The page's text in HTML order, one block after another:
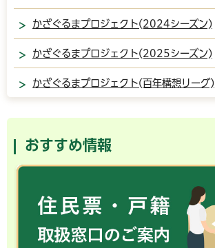
かざぐるまプロジェクト(2024シーズン)
かざぐるまプロジェクト(2025シーズン)
かざぐるまプロジェクト(百年構想リーグ)
おすすめ情報